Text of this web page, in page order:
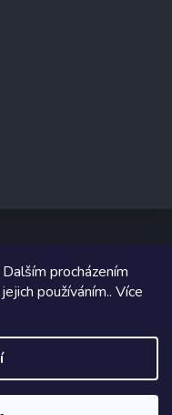
procházením
používáním.. Více
práva vyhrazena.
.